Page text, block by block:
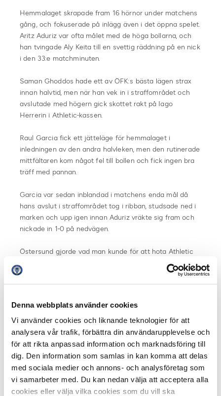
Denna webbplats använder cookies
Vi använder cookies och liknande teknologier för att
analysera vår trafik, förbättra din användarupplevelse och
för att rikta anpassad information och marknadsföring till
dig. Den information som samlas in kan komma att delas
med sociala medier och annons- och analysföretag som
vi samarbeter med. Du kan nedan välja att acceptera alla
cookies eller välja vilka cookies som du vill ska
Hemmalaget skrapade fram 16 hörnor under matchens
gång, och fokuserade på inlägg även i det öppna spelet.
Aritz Aduriz var ofta målet med de höga bollarna, och
han tvingade Aly Keita till en svettig räddning på en nick
i den 33:e matchminuten.
Saman Ghoddos hade ett av ÖFK:s bästa lägen strax
innan halvtid, men när han vek in i straffområdet och
avslutade med högern gick skottet rakt på Iago
Herrerin i Athletic-kassen.
Raul Garcia fick ett jätteläge för hemmalaget i
inledningen av den andra halvleken, men den rutinerade
mittfältaren kom något fel till bollen och fick ingen bra
träff med pannan.
Garcia var sedan inblandad i matchens enda mål då
hans avslut i straffområdet tog i ribban, studsade ned i
marken och upp igen innan Aduriz vräkte sig fram och
nickade in 1-0 på nedvägen.
Östersund gjorde vad man kunde för att hota Athletic
Club, men man lyckades inte komma till någon farlig
kvitteringschans. Läget är dock ljust för ÖFK som
fortfarande leder gruppen.
– Vi visste att det skulle bli tufft, vi möter ett bra lag, så
det är tråkigt. Självklart tråkigt att vi förlorade, men vi
bestämmer över vårt egna öde, säger Östersunds
lagkapten Brwa Nouri i Kanal 9 efter slutsignalen.
I kvällens andra match i grupp J vann Hertha Berlin
hemma mot tvåan Zorya Luhansk med 2-0, tyskarnas
första seger i gruppspelet.